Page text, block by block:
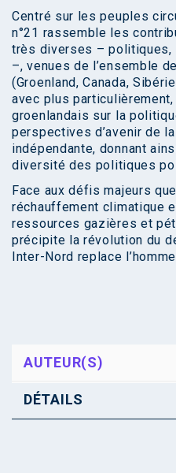
Centré sur les peuples
n°21 rassemble les
très diverses – politiques,
–, venues de l’ensemble
(Groenland, Canada,
avec plus
groenlandais sur la
perspectives d’avenir de
indépendante, donnant
diversité des politiques
Face aux défis majeurs
réchauffement climatique
ressources gazières et
précipite la révolution du
Inter-Nord replace
AUTEUR(S)
DÉTAILS